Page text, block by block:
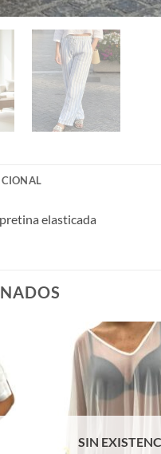
elasticada
SIN